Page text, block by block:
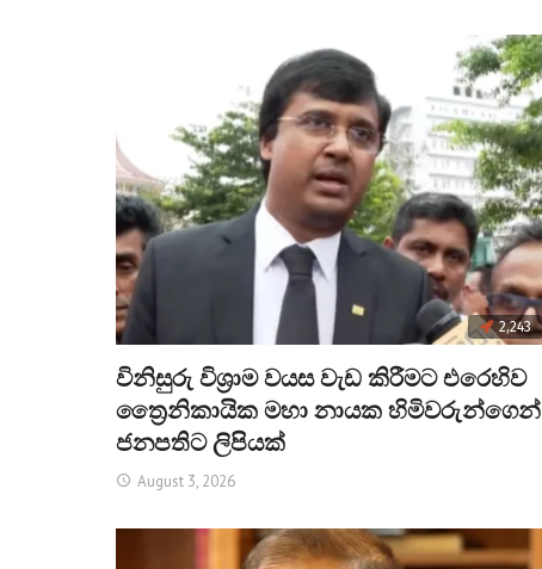
2,243
විනිසුරු විශ්‍රාම වයස වැඩ කිරීමට එරෙහිව
ත්‍රෛනිකායික මහා නායක හිමිවරුන්ගෙන්
ජනපතිට ලිපියක්
August 3, 2026